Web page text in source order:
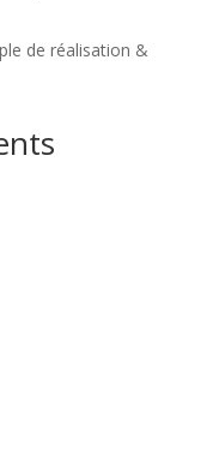
de réalisation &